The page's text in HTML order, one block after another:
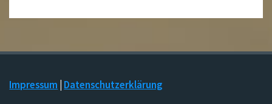
Impressum Datenschutzerklärung